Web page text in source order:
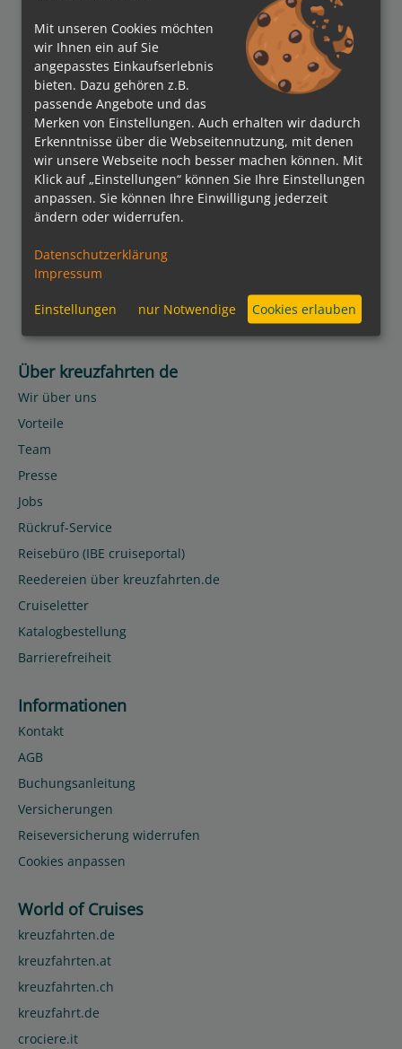
kreuzfahrten.de APP
Folgen Sie uns
Partner
Über kreuzfahrten de
Wir über uns
Vorteile
Team
Presse
Jobs
Rückruf-Service
Reisebüro (IBE cruiseportal)
Reedereien über kreuzfahrten.de
Cruiseletter
Katalogbestellung
Barrierefreiheit
Informationen
Kontakt
AGB
Buchungsanleitung
Versicherungen
Reiseversicherung widerrufen
Cookies anpassen
World of Cruises
kreuzfahrten.de
kreuzfahrten.at
kreuzfahrten.ch
kreuzfahrt.de
crociere.it
Mit unseren Cookies möchten
wir Ihnen ein auf Sie
angepasstes Einkaufserlebnis
bieten. Dazu gehören z.B.
passende Angebote und das
Merken von Einstellungen. Auch erhalten wir dadurch
Erkenntnisse über die Webseitennutzung, mit denen
wir unsere Webseite noch besser machen können. Mit
Klick auf „Einstellungen“ können Sie Ihre Einstellungen
anpassen. Sie können Ihre Einwilligung jederzeit
ändern oder widerrufen.
Datenschutzerklärung
Impressum
Einstellungen nur Notwendige Cookies erlauben